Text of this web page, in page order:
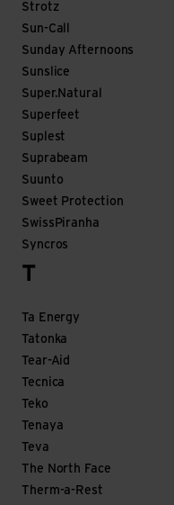
Strotz
Sun-Call
Sunday Afternoons
Sunslice
Super.Natural
Superfeet
Suplest
Suprabeam
Suunto
Sweet Protection
SwissPiranha
Syncros
T
Ta Energy
Tatonka
Tear-Aid
Tecnica
Teko
Tenaya
Teva
The North Face
Therm-a-Rest